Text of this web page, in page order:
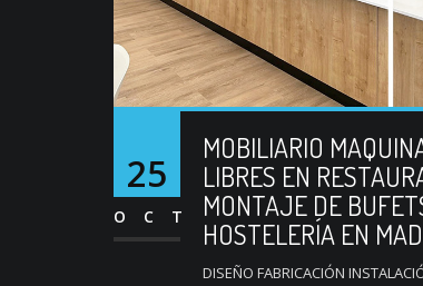
25
OCT
MOBILIARIO
LIBRES EN
MONTAJE DE
HOSTELERÍA EN
DISEÑO FABRICACIÓN